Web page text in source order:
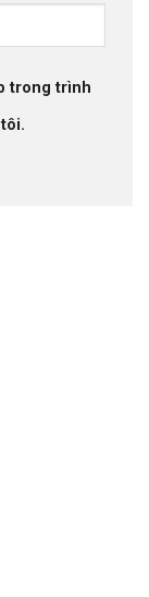
trong trình